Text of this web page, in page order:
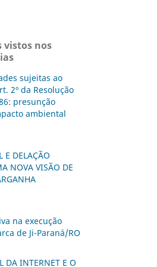
vistos nos
sujeitas ao
2º da Resolução
presunção
ambiental
E DELAÇÃO
NOVA VISÃO DE
na execução
de Ji-Paraná/RO
DA INTERNET E O